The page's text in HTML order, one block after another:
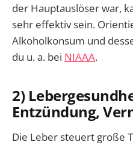
der Hauptauslöser war,
sehr effektiv sein.
Alkoholkonsum und
du u. a. bei NIAAA.
2)
Entzündung,
Die Leber steuert große